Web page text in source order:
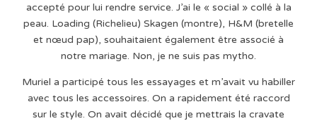
accepté pour lui rendre service. J’ai le « social » collé à la
peau. Loading (Richelieu) Skagen (montre), H&M (bretelle
et nœud pap), souhaitaient également être associé à
notre mariage. Non, je ne suis pas mytho.
Muriel a participé tous les essayages et m’avait vu habiller
avec tous les accessoires. On a rapidement été raccord
sur le style. On avait décidé que je mettrais la cravate